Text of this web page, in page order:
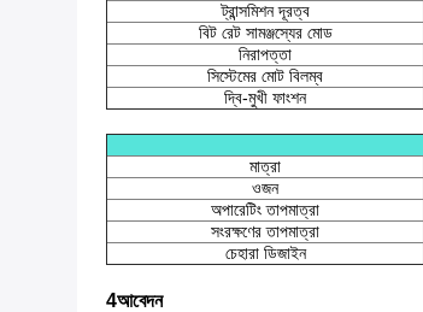
ট্রান্সমিশন দূরত্ব
বিট রেট সামঞ্জস্যের মোড
নিরাপত্তা
সিস্টেমের মোট বিলম্ব
দ্বি-মুখী ফাংশন
মাত্রা
ওজন
অপারেটিং তাপমাত্রা
সংরক্ষণের তাপমাত্রা
চেহারা ডিজাইন
4আবেদন